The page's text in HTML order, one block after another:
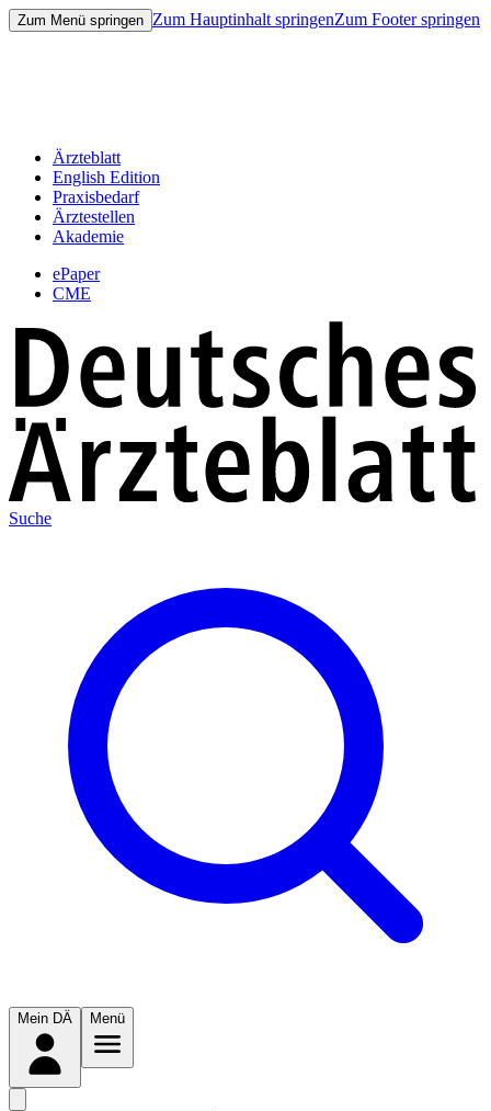
Zum Menü springen Zum Hauptinhalt springenZum Footer springen
Ärzteblatt
English Edition
Praxisbedarf
Ärztestellen
Akademie
ePaper
CME
Suche
Mein DÄ Menü